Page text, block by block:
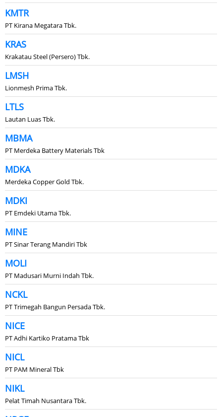
KMTR
PT Kirana Megatara Tbk.
KRAS
Krakatau Steel (Persero) Tbk.
LMSH
Lionmesh Prima Tbk.
LTLS
Lautan Luas Tbk.
MBMA
PT Merdeka Battery Materials Tbk
MDKA
Merdeka Copper Gold Tbk.
MDKI
PT Emdeki Utama Tbk.
MINE
PT Sinar Terang Mandiri Tbk
MOLI
PT Madusari Murni Indah Tbk.
NCKL
PT Trimegah Bangun Persada Tbk.
NICE
PT Adhi Kartiko Pratama Tbk
NICL
PT PAM Mineral Tbk
NIKL
Pelat Timah Nusantara Tbk.